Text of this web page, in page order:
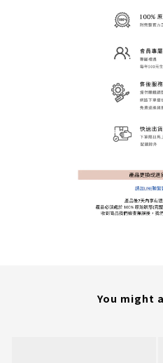
You might